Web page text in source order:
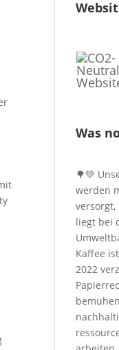
Was
🌳💚
werden
versorgt,
liegt bei
Kaffee
2022